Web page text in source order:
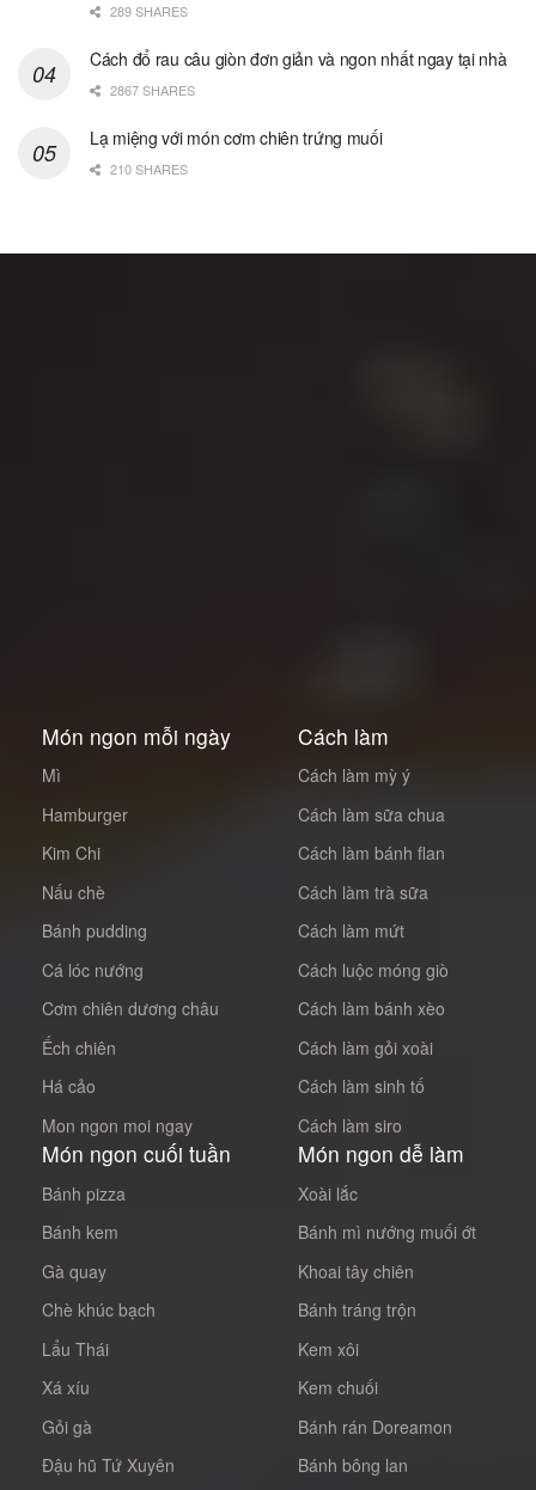
289 SHARES
Cách đổ rau câu giòn đơn giản và ngon nhất ngay tại nhà
2867 SHARES
Lạ miệng với món cơm chiên trứng muối
210 SHARES
Món ngon mỗi ngày
Mì
Hamburger
Kim Chi
Nấu chè
Bánh pudding
Cá lóc nướng
Cơm chiên dương châu
Ếch chiên
Há cảo
Mon ngon moi ngay
Cách làm
Cách làm mỳ ý
Cách làm sữa chua
Cách làm bánh flan
Cách làm trà sữa
Cách làm mứt
Cách luộc móng giò
Cách làm bánh xèo
Cách làm gỏi xoài
Cách làm sinh tố
Cách làm siro
Món ngon cuối tuần
Bánh pizza
Bánh kem
Gà quay
Chè khúc bạch
Lẩu Thái
Xá xíu
Gỏi gà
Đậu hũ Tứ Xuyên
Món ngon dễ làm
Xoài lắc
Bánh mì nướng muối ớt
Khoai tây chiên
Bánh tráng trộn
Kem xôi
Kem chuối
Bánh rán Doreamon
Bánh bông lan